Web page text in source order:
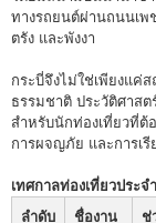
ทางรถยนต์ผ่านถนนเพ
ตรัง และพังงา
กระบี่จึงไม่ใช่เพียงแค่
ธรรมชาติ ประวัติศาส
สำหรับนักท่องเที่ยวที่
การผจญภัย และการเ
เทศกาลท่องเที่ยวประ
ลำดับ
ชื่องาน ช่